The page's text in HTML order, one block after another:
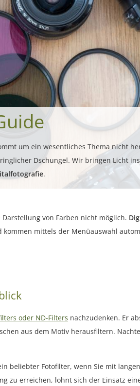
um ein wesentliches Thema nicht
Dschungel. Wir bringen Licht
.
von Farben nicht möglich.
mittels der Menüauswahl
oder ND-Filters nachzudenken. Er
aus dem Motiv herausfiltern.
beliebter Fotofilter, wenn Sie mit
zu erreichen, lohnt sich der Einsatz